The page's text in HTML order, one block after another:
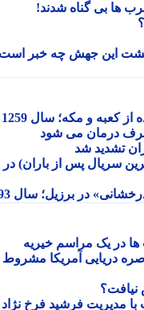
بی گناه شدند!
و مکه؛ سال 1259
شد
پس از باران) در
در برزیل؛ سال 93
یک مراسم خیریه
دریایی آمریکا مشروط